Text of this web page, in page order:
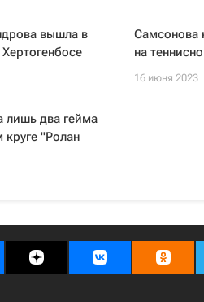
вышла в
Самсонова
на
16 июня 2023
лишь два гейма
"Ролан